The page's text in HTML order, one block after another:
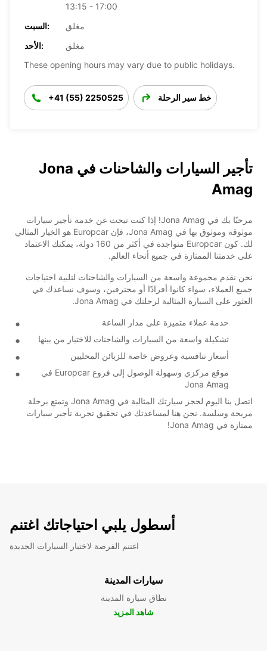
13:15 - 17:00
السبت:
مغلق
الأحد:
مغلق
These opening hours may vary due to public holidays.
+41 (55) 2250525 خط سير الرحلة
تأجير السيارات والشاحنات في Jona
Amag
مرحبًا بك في Jona Amag! إذا كنت تبحث عن خدمة تأجير سيارات
موثوقة وموثوق بها في Jona Amag، فإن Europcar هو الخيار المثالي
لك. كون Europcar متواجدة في أكثر من 160 دولة، يمكنك الاعتماد
على خدمتنا الممتازة في جميع أنحاء العالم.
نحن نقدم مجموعة واسعة من السيارات والشاحنات لتلبية احتياجات
جميع العملاء، سواء كانوا أفرادًا أو محترفين، وسوف نساعدك في
العثور على السيارة المثالية لرحلتك في Jona Amag.
خدمة عملاء متميزة على مدار الساعة
تشكيلة واسعة من السيارات والشاحنات للاختيار من بينها
أسعار تنافسية وعروض خاصة للزبائن المحليين
موقع مركزي وسهولة الوصول إلى فروع Europcar في
Jona Amag
اتصل بنا اليوم لحجز سيارتك المثالية في Jona Amag وتمتع برحلة
مريحة وسلسة. نحن هنا لمساعدتك في تحقيق تجربة تأجير سيارات
ممتازة في Jona Amag!
أسطول يلبي احتياجاتك اغتنم
اغتنم الفرصة لاختبار السيارات الجديدة
سيارات المدينة
نطاق سيارة المدينة
شاهد المزيد